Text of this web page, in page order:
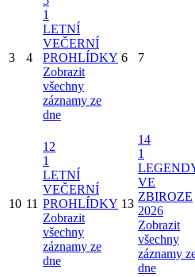
3 4
1
LETNÍ
VEČERNÍ
PROHLÍDKY
Zobrazit
všechny
záznamy ze
dne
6 7
10 11
12
1
LETNÍ
VEČERNÍ
PROHLÍDKY
Zobrazit
všechny
záznamy ze
dne
13
14
1
VE
ZBIROZE
2026
Zobrazit
všechny
záznamy
dne